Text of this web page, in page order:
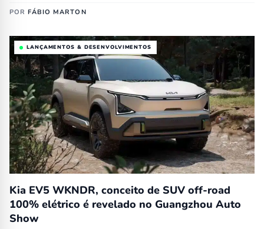
PORFÁBIO MARTON
LANÇAMENTOS & DESENVOLVIMENTOS
Kia EV5 WKNDR, conceito de SUV off-road
100% elétrico é revelado no Guangzhou Auto
Show